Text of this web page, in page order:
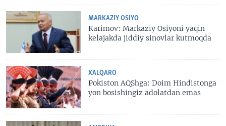
MARKAZIY OSIYO
Karimov: Markaziy Osiyoni yaqin
kelajakda jiddiy sinovlar kutmoqda
XALQARO
Pokiston AQShga: Doim Hindistonga
yon bosishingiz adolatdan emas